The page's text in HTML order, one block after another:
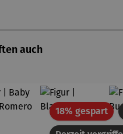
auch
18% gespart